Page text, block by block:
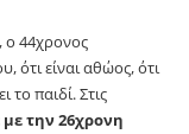
44χρονος
ότι είναι αθώος, ότι
το παιδί. Στις
την 26χρονη